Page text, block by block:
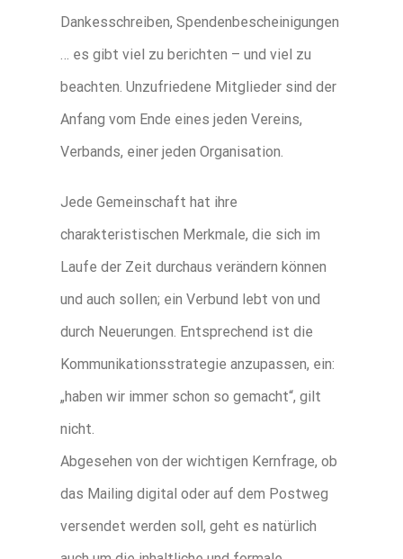
Dankesschreiben, Spendenbescheinigungen
… es gibt viel zu berichten – und viel zu
beachten. Unzufriedene Mitglieder sind der
Anfang vom Ende eines jeden Vereins,
Verbands, einer jeden Organisation.
Jede Gemeinschaft hat ihre
charakteristischen Merkmale, die sich im
Laufe der Zeit durchaus verändern können
und auch sollen; ein Verbund lebt von und
durch Neuerungen. Entsprechend ist die
Kommunikationsstrategie anzupassen, ein:
„haben wir immer schon so gemacht“, gilt
nicht.
Abgesehen von der wichtigen Kernfrage, ob
das Mailing digital oder auf dem Postweg
versendet werden soll, geht es natürlich